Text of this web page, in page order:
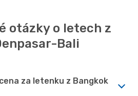
otázky o letech z
Bali
za letenku z Bangkok